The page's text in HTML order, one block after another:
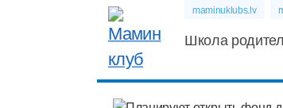
maminuklubs.lv
Школа